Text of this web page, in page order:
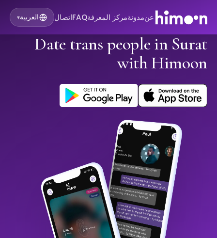
عنمدونةمركز المعرفةFAQاتصال العربية▾
Date trans people in Surat
with Himoon